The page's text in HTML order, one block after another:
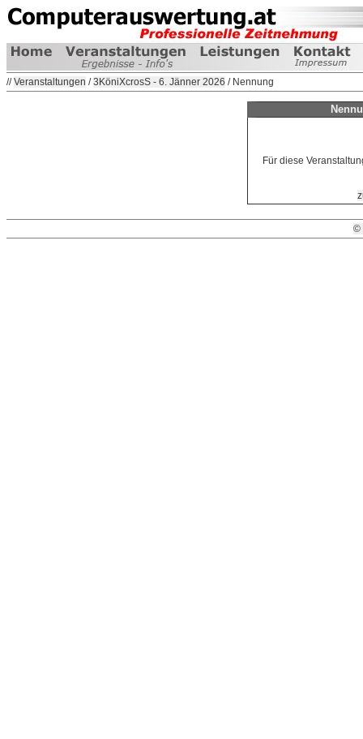
//Veranstaltungen /3KöniXcrosS - 6. Jänner 2026 / Nennung
Für diese
©